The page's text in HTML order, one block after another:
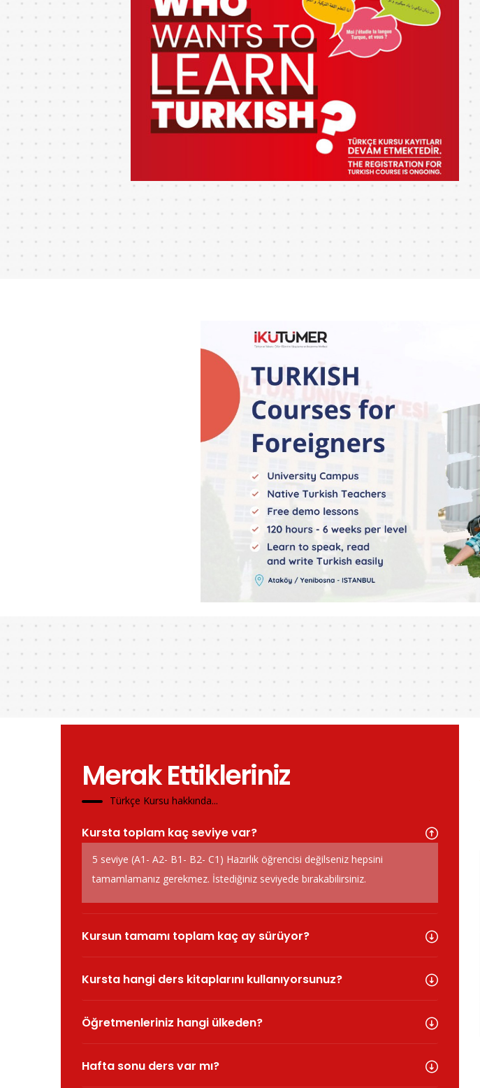
Merak Ettikleriniz
Türkçe Kursu hakkında...
Kursta toplam kaç seviye var?
5 seviye (A1- A2- B1- B2- C1) Hazırlık öğrencisi değilseniz hepsini
tamamlamanız gerekmez. İstediğiniz seviyede bırakabilirsiniz.
Kursun tamamı toplam kaç ay sürüyor?
Kursta hangi ders kitaplarını kullanıyorsunuz?
Öğretmenleriniz hangi ülkeden?
Hafta sonu ders var mı?